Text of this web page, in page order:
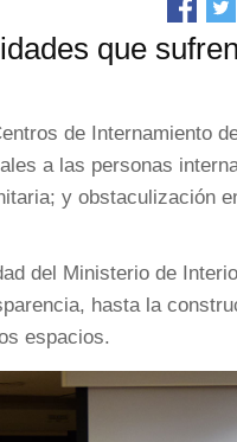
que
de Internamiento
a las personas
y obstaculización
del Ministerio de
hasta la
espacios.